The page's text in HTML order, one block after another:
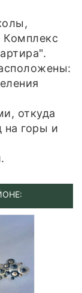
Комплекс
откуда
на горы и